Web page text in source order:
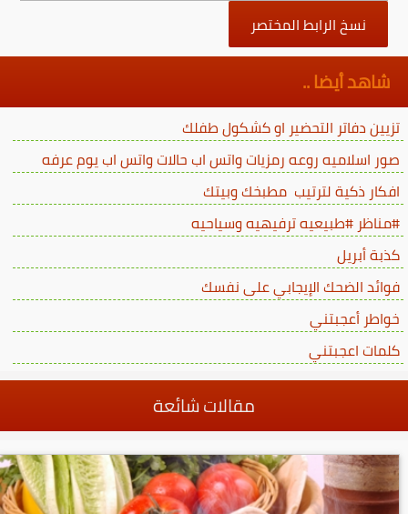
نسخ الرابط المختصر
شاهد أيضا ..
تزيين دفاتر التحضير او كشكول طفلك
صور اسلاميه روعه رمزيات واتس اب حالات واتس اب يوم عرفه
افكار ذكية لترتيب مطبخك وبيتك
#مناظر #طبيعيه ترفيهيه وسياحيه
كذبة أبريل
فوائد الضحك الإيجابي على نفسك
خواطر أعجبتني
كلمات اعجبتني
مقالات شائعة